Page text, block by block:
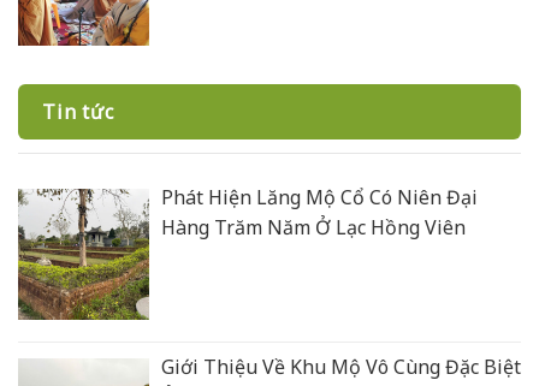
Tin tức
Phát Hiện Lăng Mộ Cổ Có Niên Đại
Hàng Trăm Năm Ở Lạc Hồng Viên
Giới Thiệu Về Khu Mộ Vô Cùng Đặc Biệt